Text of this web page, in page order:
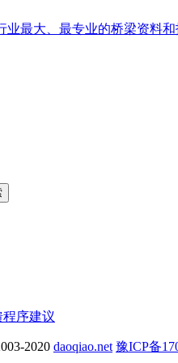
程序建议
2020 daoqiao.net 豫ICP备